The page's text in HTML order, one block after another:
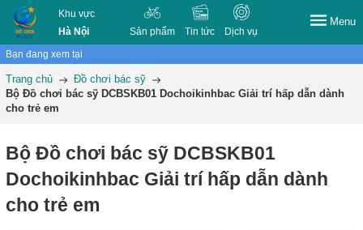
Khu vực
Hà Nội
Sản phẩm Tin tức Dịch vụ
Menu
Bạn đang xem tại
Trang chủ
Đồ chơi bác sỹ
Bộ Đồ chơi bác sỹ DCBSKB01 Dochoikinhbac Giải trí hấp dẫn dành
cho trẻ em
Bộ Đồ chơi bác sỹ DCBSKB01
Dochoikinhbac Giải trí hấp dẫn dành
cho trẻ em